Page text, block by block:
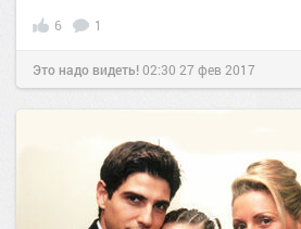
6 1
Это надо видеть!02:30 27 фев 2017